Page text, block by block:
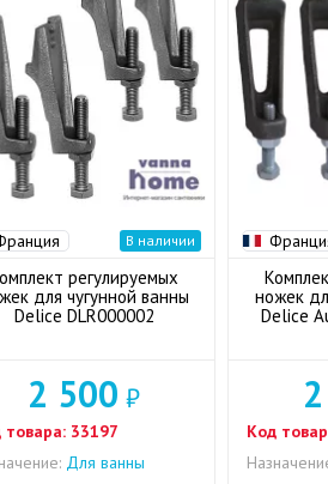
В наличии
регулируемых
для чугунной ванны
Delice DLR000002
2 500 ₽
товара: 33197
Для ванны
ножек
Delice
Код